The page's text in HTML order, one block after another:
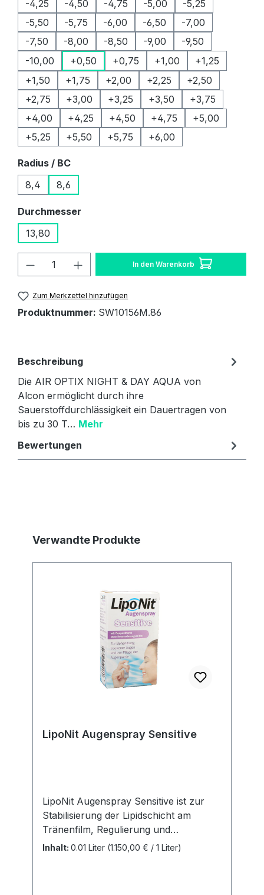
-4,25
-4,50 -4,75 -5,00
-5,25
-5,50
-5,75 -6,00 -6,50
-7,00
-7,50
-8,00 -8,50 -9,00
-9,50
-10,00
+0,50 +0,75 +1,00
+1,25
+1,50
+1,75 +2,00 +2,25
+2,50
+2,75
+3,00 +3,25 +3,50
+3,75
+4,00
+4,25 +4,50 +4,75
+5,00
+5,25
+5,50 +5,75 +6,00
Radius / BCauswählen
8,4
8,6
Durchmesser
13,80
Produkt Anzahl: Gib den
In den Warenkorb
Zum Merkzettel hinzufügen
Produktnummer: SW10156M.86
Beschreibung
Die AIR OPTIX NIGHT & DAY AQUA von
Alcon ermöglicht durch ihre
Sauerstoffdurchlässigkeit ein Dauertragen von
bis zu 30 T… Mehr
Bewertungen
Produktgalerie überspringen
Verwandte Produkte
LipoNit Augenspray Sensitive
LipoNit Augenspray Sensitive ist zur
Stabilisierung der Lipidschicht am
Tränenfilm, Regulierung und
Verbesserung der Befeuchtung der
Inhalt: 0.01 Liter (1.150,00 € / 1 Liter)